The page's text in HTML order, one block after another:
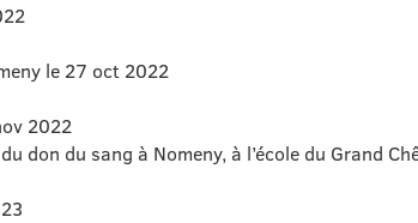
le 27 oct 2022
2022
don du sang à Nomeny, à l’école du Grand